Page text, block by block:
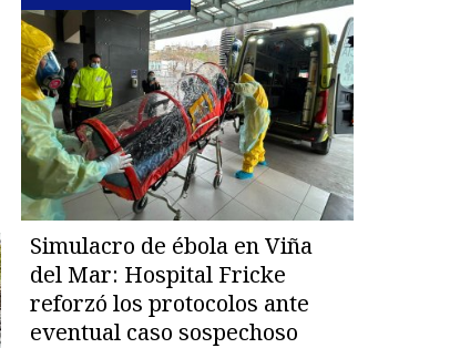
Simulacro de ébola en Viña
del Mar: Hospital Fricke
reforzó los protocolos ante
eventual caso sospechoso